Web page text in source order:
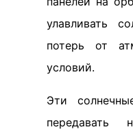
улавливать
потерь от
условий.
Эти